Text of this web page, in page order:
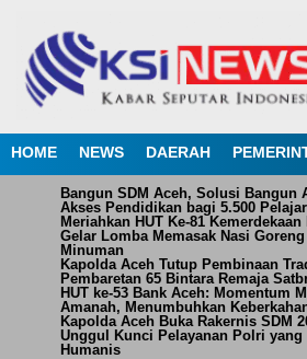
HOME NEWS DAERAH
Bangun SDM Aceh, Solusi Bangun
Akses Pendidikan bagi 5.500 Pelajar
Meriahkan HUT Ke-81
Gelar Lomba Memasak Nasi
Minuman
Kapolda Aceh Tutup Pembinaan
Pembaretan 65 Bintara Remaja
HUT ke-53 Bank Aceh: Momentum
Amanah, Menumbuhkan
Kapolda Aceh Buka Rakernis SDM
Unggul Kunci Pelayanan Polri
Humanis